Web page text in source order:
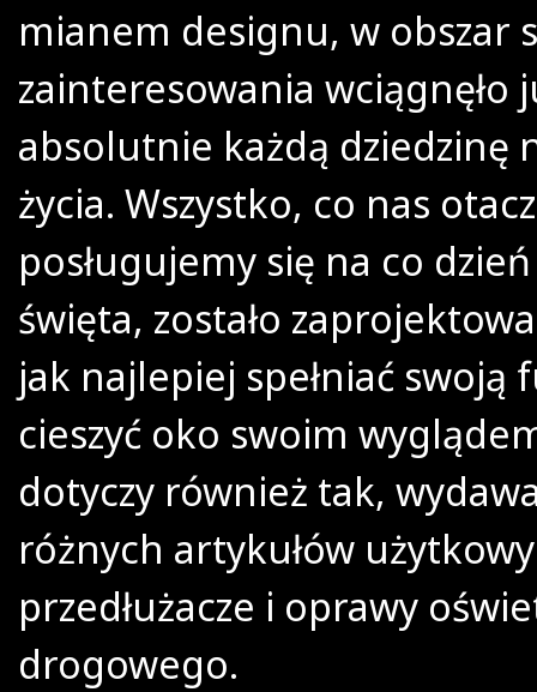
mianem designu, w obszar
zainteresowania wciągnęło
absolutnie każdą dziedzinę
życia. Wszystko, co nas
posługujemy się na co
święta, zostało
jak najlepiej spełniać swoją
cieszyć oko swoim
dotyczy również tak,
różnych artykułów
przedłużacze i oprawy
drogowego.